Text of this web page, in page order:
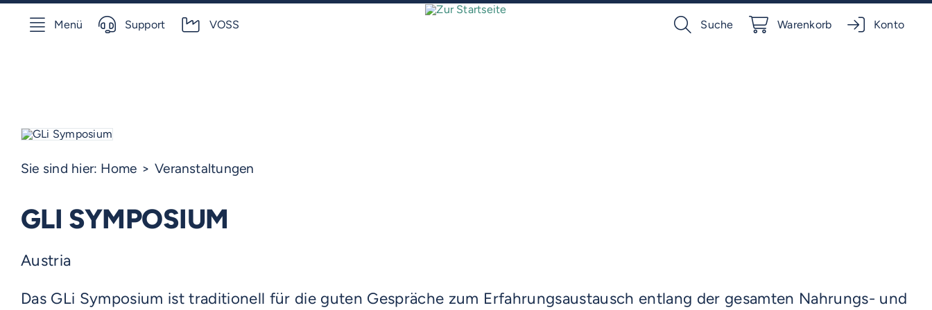
Menü Support VOSS Suche Warenkorb Konto
Sie sind hier: Home Veranstaltungen
GLI SYMPOSIUM
Austria
Das GLi Symposium ist traditionell für die guten Gespräche zum Erfahrungsaustausch entlang der gesamten Nahrungs- und